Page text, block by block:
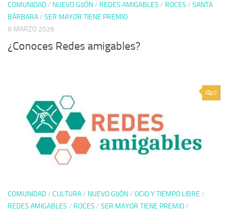
COMUNIDAD/ NUEVO GIJÓN/ REDES AMIGABLES / ROCES / SANTA
BÁRBARA/ SER MAYOR TIENE PREMIO
8 MARZO 2026
¿Conoces Redes amigables?
0
COMUNIDAD/ CULTURA/ NUEVO GIJÓN/ OCIO Y TIEMPO LIBRE /
REDES AMIGABLES / ROCES / SER MAYOR TIENE PREMIO/